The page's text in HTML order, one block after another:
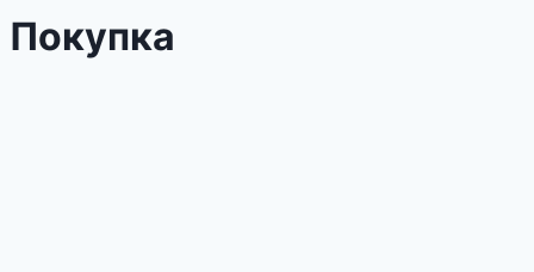
Покупка